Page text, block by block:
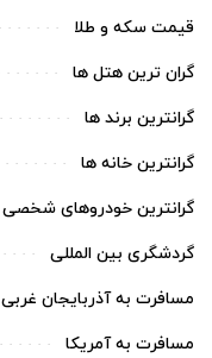
قیمت سکه و طلا
گران ترین هتل ها
گرانترین برند ها
گرانترین خانه ها
گرانترین خودروهای شخصی
گردشگری بین المللی
مسافرت به آذربایجان غربی
مسافرت به آمریکا